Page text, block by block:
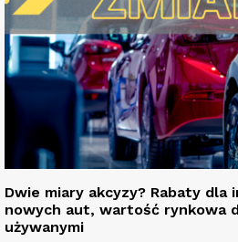
Dwie miary akcyzy? Rabaty dla
nowych aut, wartość rynkowa
używanymi